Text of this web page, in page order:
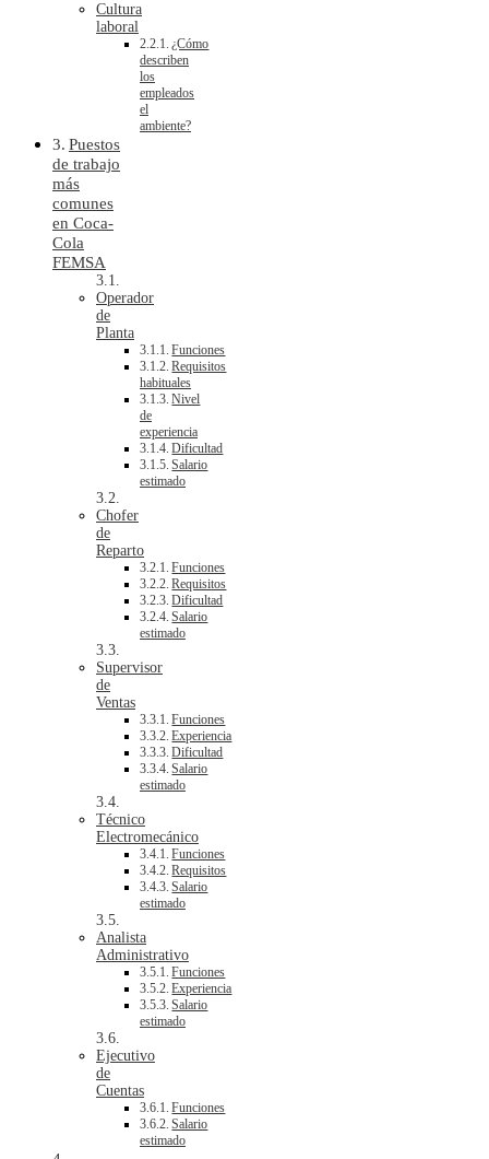
Cultura
laboral
¿Cómo
describen
los
empleados
el
ambiente?
Puestos
de trabajo
más
comunes
en Coca-
Cola
FEMSA
Operador
de
Planta
Funciones
Requisitos
habituales
Nivel
de
experiencia
Dificultad
Salario
estimado
Chofer
de
Reparto
Funciones
Requisitos
Dificultad
Salario
estimado
Supervisor
de
Ventas
Funciones
Experiencia
Dificultad
Salario
estimado
Técnico
Electromecánico
Funciones
Requisitos
Salario
estimado
Analista
Administrativo
Funciones
Experiencia
Salario
estimado
Ejecutivo
de
Cuentas
Funciones
Salario
estimado